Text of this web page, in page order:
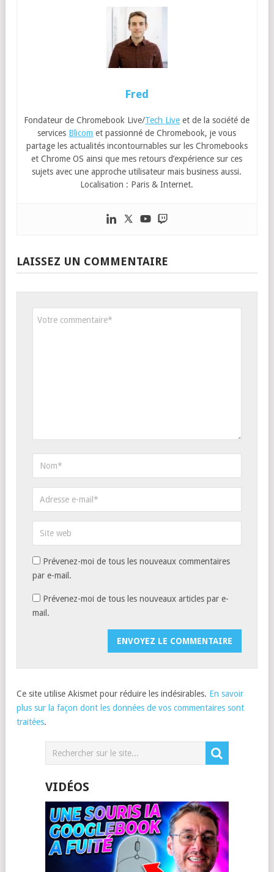
Fred
Fondateur de Chromebook Live/Tech Live et de la société de
services Blicom et passionné de Chromebook, je vous
partage les actualités incontournables sur les Chromebooks
et Chrome OS ainsi que mes retours d’expérience sur ces
sujets avec une approche utilisateur mais business aussi.
Localisation : Paris & Internet.
LAISSEZ UN COMMENTAIRE
Prévenez-moi de tous les nouveaux commentaires
par e-mail.
Prévenez-moi de tous les nouveaux articles par e-
mail.
Ce site utilise Akismet pour réduire les indésirables. En savoir
plus sur la façon dont les données de vos commentaires sont
traitées.
VIDÉOS